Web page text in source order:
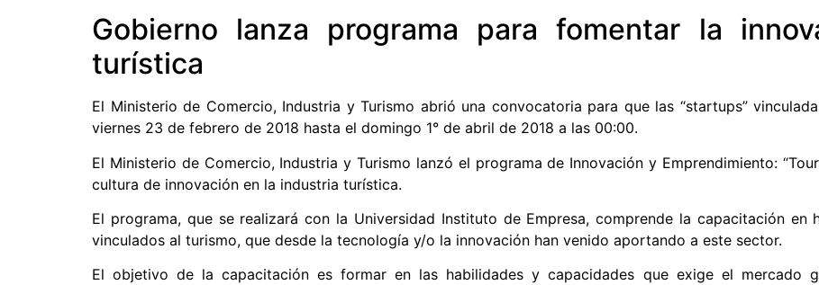
Gobierno lanza programa para fomentar la
turística
El Ministerio de Comercio, Industria y Turismo abrió una convocatoria para que las “startups”
viernes 23 de febrero de 2018 hasta el domingo 1° de abril de 2018 a las 00:00.
El Ministerio de Comercio, Industria y Turismo lanzó el programa de Innovación y Emprendimiento:
cultura de innovación en la industria turística.
El programa, que se realizará con la Universidad Instituto de Empresa, comprende la capacitación en
vinculados al turismo, que desde la tecnología y/o la innovación han venido aportando a este sector.
El objetivo de la capacitación es formar en las habilidades y capacidades que exige el mercado